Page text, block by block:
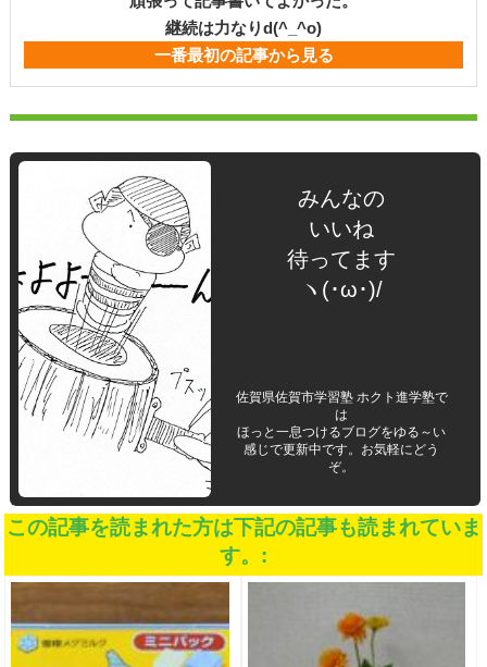
継続は力なりd(^_^o)
一番最初の記事から見る
みんなの
いいね
待ってます
ヽ(･ω･)/
佐賀県佐賀市学習塾 ホクト進学塾で
は
ほっと一息つけるブログをゆる～い
感じで更新中です。お気軽にどう
ぞ。
この記事を読まれた方は下記の記事も読まれていま
す。: